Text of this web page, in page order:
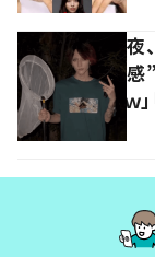
夜
感
ｗ